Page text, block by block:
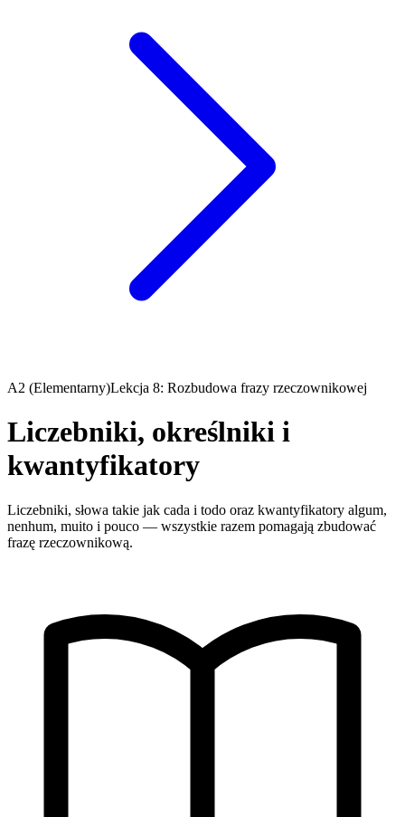
A2 (Elementarny)Lekcja 8: Rozbudowa frazy rzeczownikowej
Liczebniki, określniki i
kwantyfikatory
Liczebniki, słowa takie jak cada i todo oraz kwantyfikatory algum,
nenhum, muito i pouco — wszystkie razem pomagają zbudować
frazę rzeczownikową.